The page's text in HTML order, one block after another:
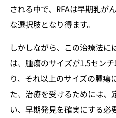
される中で、RFAは早期乳が
な選択肢となり得ます。
しかしながら、この治療法に
は、腫瘍のサイズが1.5セン
り、それ以上のサイズの腫瘍
た、治療を受けるためには、
い、早期発見を確実にする必